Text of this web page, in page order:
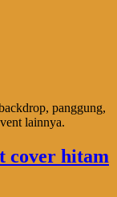
panggung,
lainnya.